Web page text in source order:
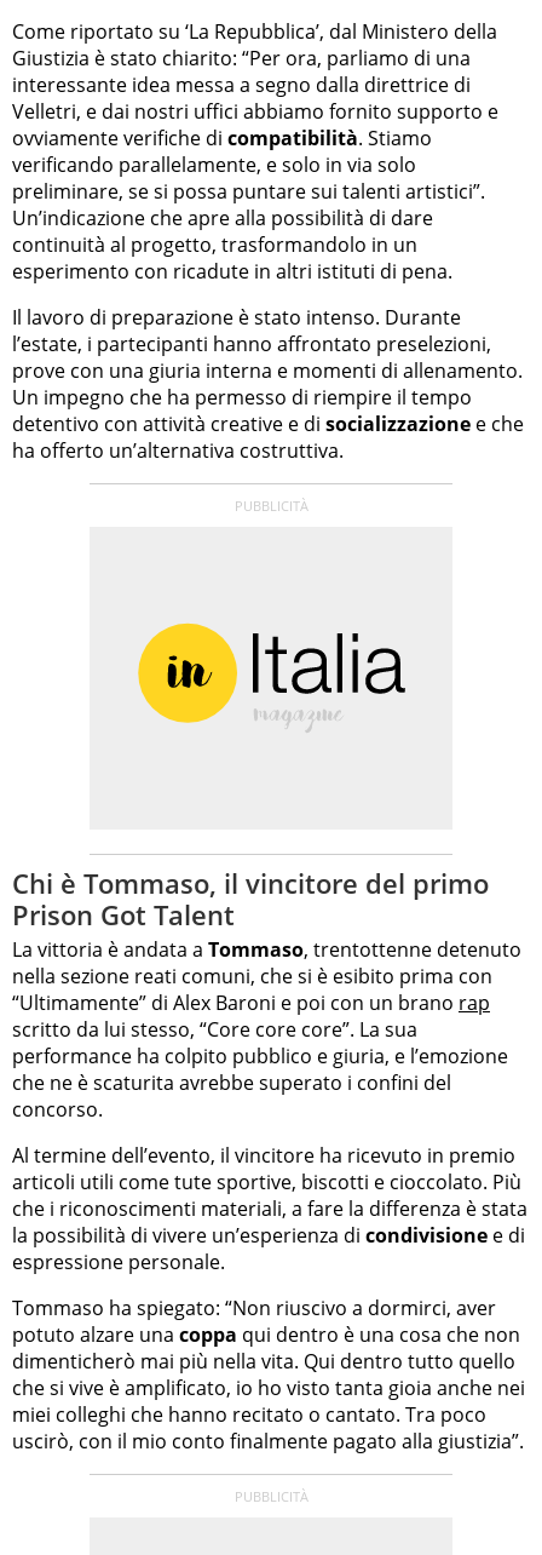
Come riportato su ‘La Repubblica’, dal Ministero della
Giustizia è stato chiarito: “Per ora, parliamo di una
interessante idea messa a segno dalla direttrice di
Velletri, e dai nostri uffici abbiamo fornito supporto e
ovviamente verifiche di compatibilità. Stiamo
verificando parallelamente, e solo in via solo
preliminare, se si possa puntare sui talenti artistici”.
Un’indicazione che apre alla possibilità di dare
continuità al progetto, trasformandolo in un
esperimento con ricadute in altri istituti di pena.
Il lavoro di preparazione è stato intenso. Durante
l’estate, i partecipanti hanno affrontato preselezioni,
prove con una giuria interna e momenti di allenamento.
Un impegno che ha permesso di riempire il tempo
detentivo con attività creative e di socializzazione e che
ha offerto un’alternativa costruttiva.
Chi è Tommaso, il vincitore del primo
Prison Got Talent
La vittoria è andata a Tommaso, trentottenne detenuto
nella sezione reati comuni, che si è esibito prima con
“Ultimamente” di Alex Baroni e poi con un brano rap
scritto da lui stesso, “Core core core”. La sua
performance ha colpito pubblico e giuria, e l’emozione
che ne è scaturita avrebbe superato i confini del
concorso.
Al termine dell’evento, il vincitore ha ricevuto in premio
articoli utili come tute sportive, biscotti e cioccolato. Più
che i riconoscimenti materiali, a fare la differenza è stata
la possibilità di vivere un’esperienza di condivisione e di
espressione personale.
Tommaso ha spiegato: “Non riuscivo a dormirci, aver
potuto alzare una coppa qui dentro è una cosa che non
dimenticherò mai più nella vita. Qui dentro tutto quello
che si vive è amplificato, io ho visto tanta gioia anche nei
miei colleghi che hanno recitato o cantato. Tra poco
uscirò, con il mio conto finalmente pagato alla giustizia”.